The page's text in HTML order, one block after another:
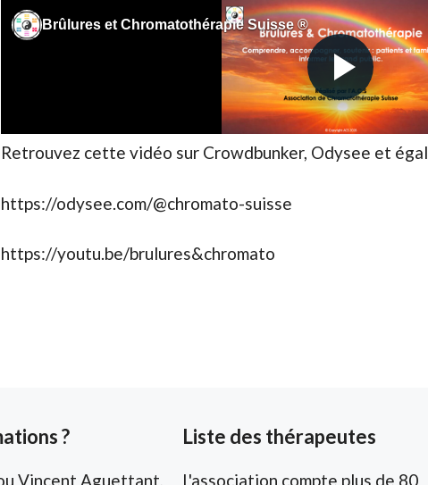
Retrouvez cette vidéo sur Crowdbunker, Odysee et
https://odysee.com/@chromato-suisse
https://youtu.be/brulures&chromato
?
Vincent Aguettant,
Liste des thérapeutes
L'association compte plus de 80